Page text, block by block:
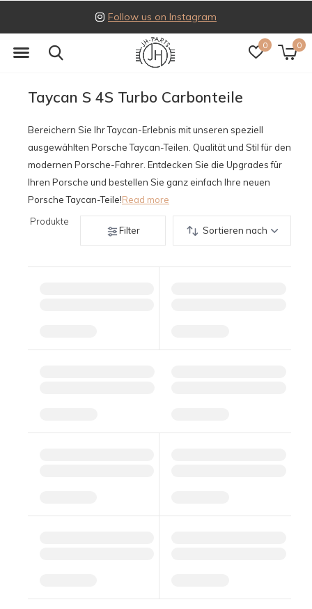
0 0
Follow us on Instagram
Taycan S 4S Turbo Carbonteile
Bereichern Sie Ihr Taycan-Erlebnis mit unseren speziell
ausgewählten Porsche Taycan-Teilen. Qualität und Stil für den
modernen Porsche-Fahrer. Entdecken Sie die Upgrades für
Ihren Porsche und bestellen Sie ganz einfach Ihre neuen
Porsche Taycan-Teile!Read more
Produkte
Filter
Sortieren nach